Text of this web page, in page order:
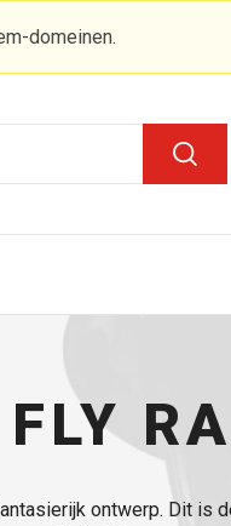
domeinen.
ontwerp. Dit is